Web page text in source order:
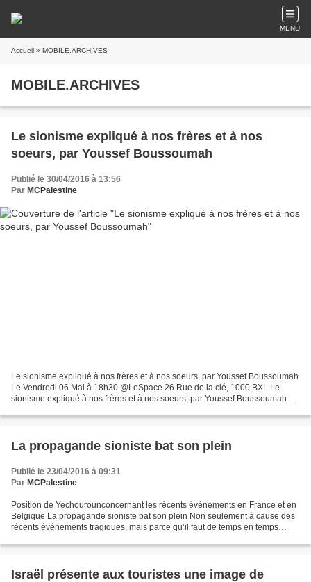
MENU
Accueil » MOBILE.ARCHIVES
MOBILE.ARCHIVES
Le sionisme expliqué à nos frères et à nos
soeurs, par Youssef Boussoumah
Publié le 30/04/2016 à 13:56
Par MCPalestine
Le sionisme expliqué à nos frères et à nos soeurs, par Youssef Boussoumah
Le Vendredi 06 Mai à 18h30 @LeSpace 26 Rue de la clé, 1000 BXL Le
sionisme expliqué à nos frères et à nos soeurs, par Youssef Boussoumah Le
La propagande sioniste bat son plein
Publié le 23/04/2016 à 09:31
Par MCPalestine
Position de Yechourounconcernant les récents événements en France et en
Belgique La propagande sioniste bat son plein Non seulement à cause des
récents événements tragiques, mais parce qu’il faut de temps en temps
Israël présente aux touristes une image de